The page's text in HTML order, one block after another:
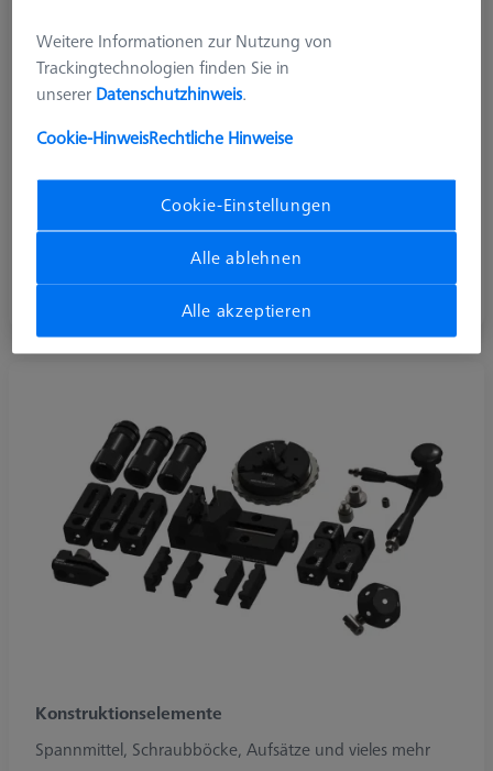
Quader
Verbindung der Grundplatten mit den
Konstruktionselementen
Konstruktionselemente
Spannmittel, Schraubböcke, Aufsätze und vieles mehr
Weitere Informationen zur Nutzung von
Trackingtechnologien finden Sie in
unserer Datenschutzhinweis.
Cookie-HinweisRechtliche Hinweise
Cookie-Einstellungen
Alle ablehnen
Alle akzeptieren